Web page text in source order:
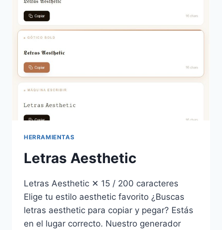
MAYÚSCULA
HERRAMIENTAS
Letras Aesthetic
Letras Aesthetic ✕ 15 / 200 caracteres
Elige tu estilo aesthetic favorito ¿Buscas
letras aesthetic para copiar y pegar? Estás
en el lugar correcto. Nuestro generador